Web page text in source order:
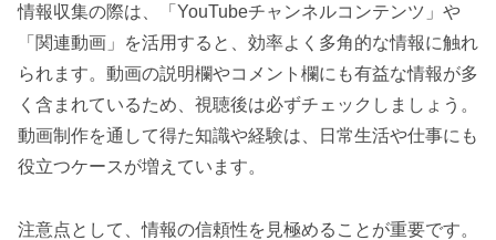
情報収集の際は、「YouTubeチャンネルコンテンツ」や
「関連動画」を活用すると、効率よく多角的な情報に触れ
られます。動画の説明欄やコメント欄にも有益な情報が多
く含まれているため、視聴後は必ずチェックしましょう。
動画制作を通して得た知識や経験は、日常生活や仕事にも
役立つケースが増えています。
注意点として、情報の信頼性を見極めることが重要です。